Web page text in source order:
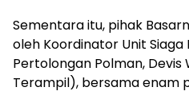
Sementara itu, pihak
oleh Koordinator Unit
Pertolongan Polman, Devis
Terampil), bersama enam